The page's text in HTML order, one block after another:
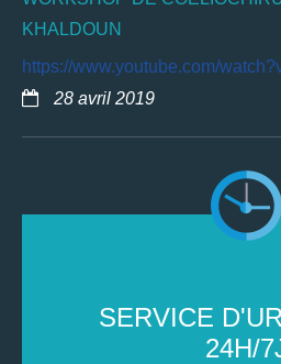
KHALDOUN
https://www.youtube.com/
28 avril 2019
SERVICE
24H/